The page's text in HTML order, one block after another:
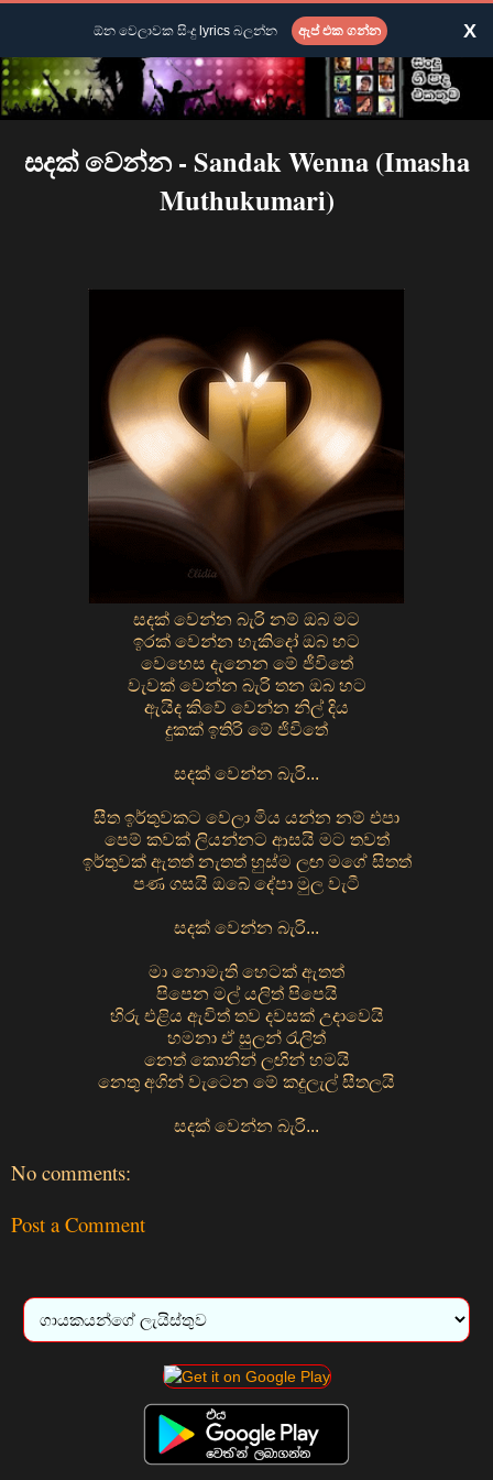
සදක් වෙන්න - Sandak Wenna (Imasha
Muthukumari)
සදක් වෙන්න බැරි නම් ඔබ මට
ඉරක් වෙන්න හැකිදෝ ඔබ හට
වෙහෙස දැනෙන මේ ජීවිතේ
වැවක් වෙන්න බැරි තන ඔබ හට
ඇයිද කිවේ වෙන්න නිල් දිය
දුකක් ඉතිරි මේ ජිවිතේ
සදක් වෙන්න බැරි...
සීත ඉර්තුවකට වෙලා මිය යන්න නම් එපා
පෙම් කවක් ලියන්නට ආසයි මට තවත්
ඉර්තුවක් ඇතත් නැතත් හුස්ම ලඟ මගේ සිතත්
පණ ගසයි ඔබේ දේපා මුල වැටී
සදක් වෙන්න බැරි...
මා නොමැති හෙටක් ඇතත්
පිපෙන මල් යලිත් පිපෙයි
හිරු එළිය ඇවිත් තව දවසක් උදාවෙයි
හමනා ඒ සුලන් රැලිත්
නෙත් කොනින් ලඟින් හමයි
නෙතු අගින් වැටෙන මේ කදුලැල් සීතලයි
සදක් වෙන්න බැරි...
No comments:
Post a Comment
ඕන වෙලාවක සිංදු lyrics බලන්න ඇප් එක ගන්න X